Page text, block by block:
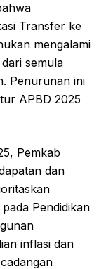
Transfer ke
mengalami
semula
Penurunan ini
APBD 2025
Pemkab
dan
Pendidikan
inflasi dan